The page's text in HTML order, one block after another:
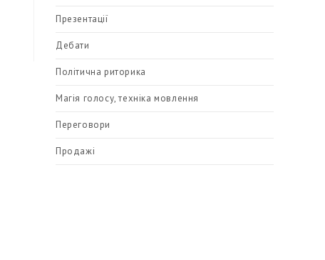
Презентації
Дебати
Політична риторика
Магія голосу, техніка мовлення
Переговори
Продажі